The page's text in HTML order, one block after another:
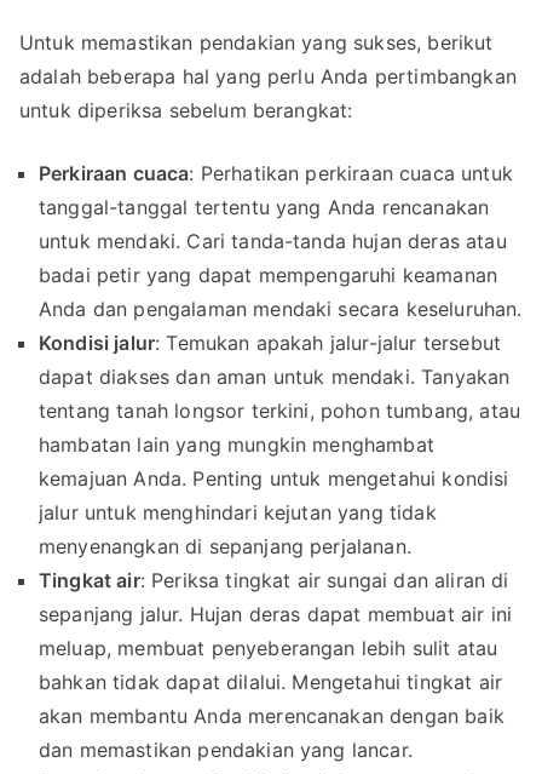
Untuk memastikan pendakian yang sukses, berikut
adalah beberapa hal yang perlu Anda pertimbangkan
untuk diperiksa sebelum berangkat:
Perkiraan cuaca: Perhatikan perkiraan cuaca untuk
tanggal-tanggal tertentu yang Anda rencanakan
untuk mendaki. Cari tanda-tanda hujan deras atau
badai petir yang dapat mempengaruhi keamanan
Anda dan pengalaman mendaki secara keseluruhan.
Kondisi jalur: Temukan apakah jalur-jalur tersebut
dapat diakses dan aman untuk mendaki. Tanyakan
tentang tanah longsor terkini, pohon tumbang, atau
hambatan lain yang mungkin menghambat
kemajuan Anda. Penting untuk mengetahui kondisi
jalur untuk menghindari kejutan yang tidak
menyenangkan di sepanjang perjalanan.
Tingkat air: Periksa tingkat air sungai dan aliran di
sepanjang jalur. Hujan deras dapat membuat air ini
meluap, membuat penyeberangan lebih sulit atau
bahkan tidak dapat dilalui. Mengetahui tingkat air
akan membantu Anda merencanakan dengan baik
dan memastikan pendakian yang lancar.